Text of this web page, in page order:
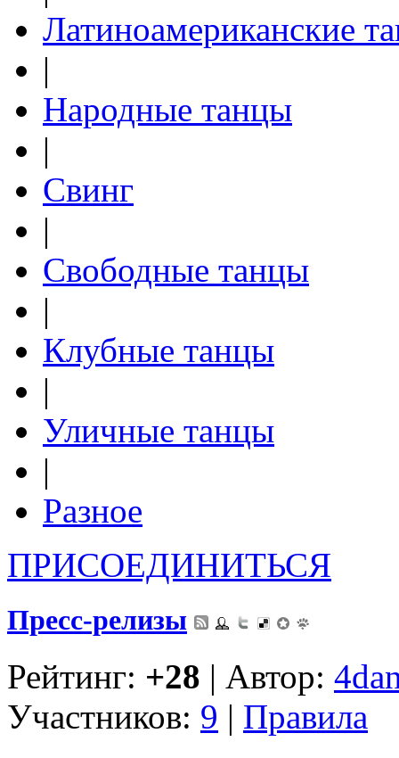
Латиноамериканские
|
Народные танцы
|
Свинг
|
Свободные танцы
|
Клубные танцы
|
Уличные танцы
|
Разное
ПРИСОЕДИНИТЬСЯ
Пресс-релизы
Рейтинг: +28 | Автор:
Участников: 9 | Правила